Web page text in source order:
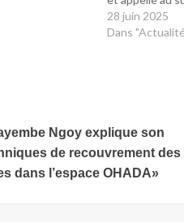
28 juin 2025
Dans
Ngoy explique son
de recouvrement des
dans l’espace OHADA»